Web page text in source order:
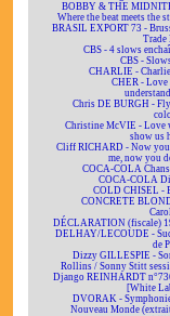
BOBBY & THE
Where the beat meets the
BRASIL EXPORT 73 -
Trade
CBS - 4 slows
CBS -
CHARLIE -
CHER - Love
Chris DE BURGH -
Christine McVIE - Love
show us
Cliff RICHARD - Now you
me, now you
COCA-COLA
COCA-COLA
COLD CHISEL -
CONCRETE
DÉCLARATION (fiscale)
DELHAY/LECOUDE -
de
Dizzy GILLESPIE -
Rollins / Sonny Stitt
Django REINHARDT
[White
DVORAK -
Nouveau Monde